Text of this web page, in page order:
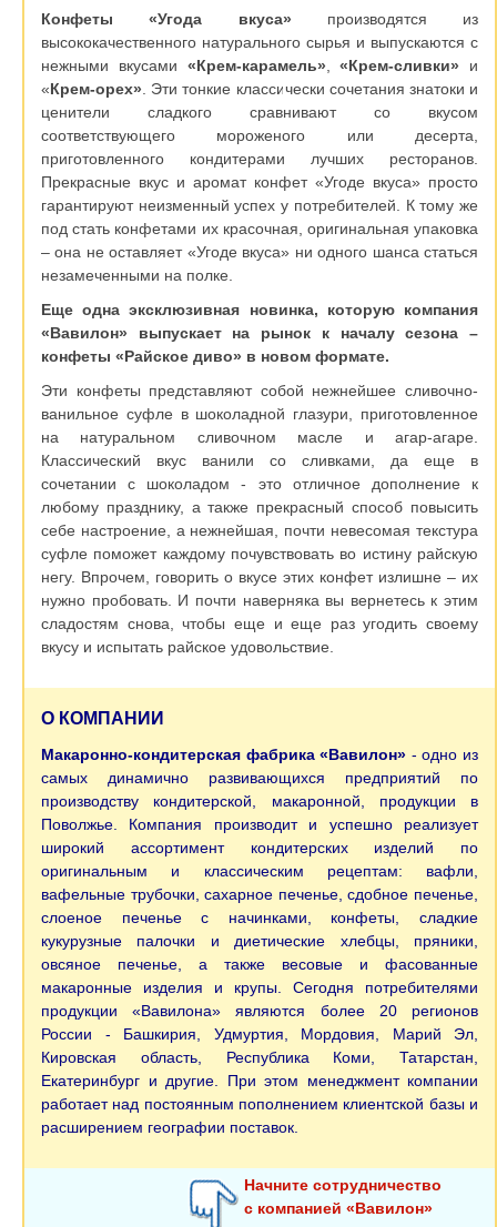
Конфеты «Угода вкуса» производятся из
высококачественного натурального сырья и выпускаются с
нежными вкусами «Крем-карамель» ,«Крем-сливки» и
«Крем-орех» . Эти тонкие классически сочетания знатоки и
ценители сладкого сравнивают со вкусом
соответствующего мороженого или десерта,
приготовленного кондитерами лучших ресторанов.
Прекрасные вкус и аромат конфет «Угоде вкуса» просто
гарантируют неизменный успех у потребителей. К тому же
под стать конфетами их красочная, оригинальная упаковка
– она не оставляет «Угоде вкуса» ни одного шанса статься
незамеченными на полке.
Еще одна эксклюзивная новинка, которую компания
«Вавилон» выпускает на рынок к началу сезона –
конфеты «Райское диво» в новом формате.
Эти конфеты представляют собой нежнейшее сливочно-
ванильное суфле в шоколадной глазури, приготовленное
на натуральном сливочном масле и агар-агаре.
Классический вкус ванили со сливками, да еще в
сочетании с шоколадом - это отличное дополнение к
любому празднику, а также прекрасный способ повысить
себе настроение, а нежнейшая, почти невесомая текстура
суфле поможет каждому почувствовать во истину райскую
негу. Впрочем, говорить о вкусе этих конфет излишне – их
нужно пробовать. И почти наверняка вы вернетесь к этим
сладостям снова, чтобы еще и еще раз угодить своему
вкусу и испытать райское удовольствие.
О КОМПАНИИ
Макаронно-кондитерская фабрика «Вавилон» - одно из
самых динамично развивающихся предприятий по
производству кондитерской, макаронной, продукции в
Поволжье. Компания производит и успешно реализует
широкий ассортимент кондитерских изделий по
оригинальным и классическим рецептам: вафли,
вафельные трубочки, сахарное печенье, сдобное печенье,
слоеное печенье с начинками, конфеты, сладкие
кукурузные палочки и диетические хлебцы, пряники,
овсяное печенье, а также весовые и фасованные
макаронные изделия и крупы. Сегодня потребителями
продукции «Вавилона» являются более 20 регионов
России - Башкирия, Удмуртия, Мордовия, Марий Эл,
Кировская область, Республика Коми, Татарстан,
Екатеринбург и другие. При этом менеджмент компании
работает над постоянным пополнением клиентской базы и
расширением географии поставок.
Начните сотрудничество
с компанией «Вавилон»